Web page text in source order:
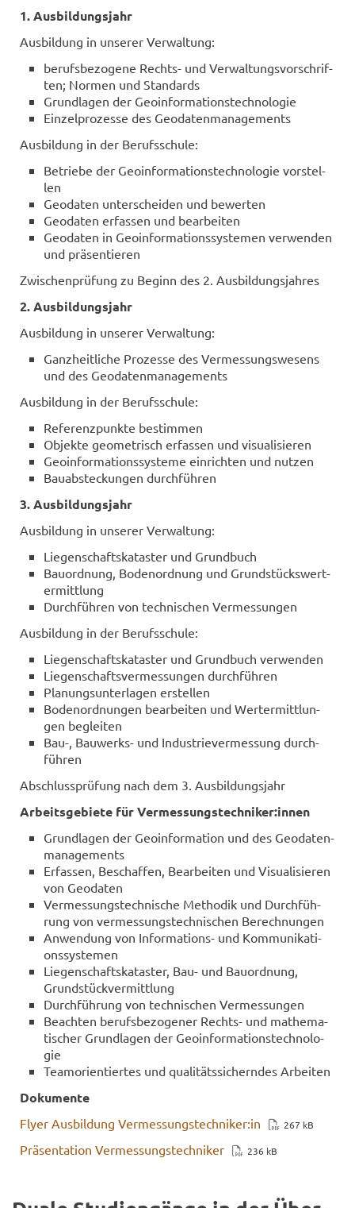
1. Aus­bil­dungs­jahr
Aus­bil­dung in un­se­rer Ver­wal­tung:
be­rufs­be­zo­ge­ne Rechts-​ und Ver­wal­tungs­vor­schrif­
ten; Nor­men und Stan­dards
Grund­la­gen der Geo­in­for­ma­ti­ons­tech­no­lo­gie
Ein­zel­pro­zes­se des Geo­da­ten­ma­nage­ments
Aus­bil­dung in der Be­rufs­schu­le:
Be­trie­be der Geo­in­for­ma­ti­ons­tech­no­lo­gie vor­stel­
len
Geo­da­ten un­ter­schei­den und be­wer­ten
Geo­da­ten er­fas­sen und be­ar­bei­ten
Geo­da­ten in Geo­in­for­ma­ti­ons­sys­te­men ver­wen­den
und prä­sen­tie­ren
Zwi­schen­prü­fung zu Be­ginn des 2. Aus­bil­dungs­jah­res
2. Aus­bil­dungs­jahr
Aus­bil­dung in un­se­rer Ver­wal­tung:
Ganz­heit­li­che Pro­zes­se des Ver­mes­sungs­we­sens
und des Geo­da­ten­ma­nage­ments
Aus­bil­dung in der Be­rufs­schu­le:
Re­fe­renz­punk­te be­stim­men
Ob­jek­te geo­me­trisch er­fas­sen und vi­sua­li­sie­ren
Geo­in­for­ma­ti­ons­sys­te­me ein­rich­ten und nut­zen
Bau­ab­ste­ckun­gen durch­füh­ren
3. Aus­bil­dungs­jahr
Aus­bil­dung in un­se­rer Ver­wal­tung:
Lie­gen­schafts­ka­tas­ter und Grund­buch
Bau­ord­nung, Bo­den­ord­nung und Grund­stücks­wert­
ermitt­lung
Durch­füh­ren von tech­ni­schen Ver­mes­sun­gen
Aus­bil­dung in der Be­rufs­schu­le:
Lie­gen­schafts­ka­tas­ter und Grund­buch ver­wen­den
Lie­gen­schafts­ver­mes­sun­gen durch­füh­ren
Pla­nungs­un­ter­la­gen er­stel­len
Bo­den­ord­nun­gen be­ar­bei­ten und Wert­ermitt­lun­
gen be­glei­ten
Bau-, Bauwerks-​ und In­dus­trie­ver­mes­sung durch­
füh­ren
Ab­schluss­prü­fung nach dem 3. Aus­bil­dungs­jahr
Ar­beits­ge­bie­te für Ver­mes­sungs­tech­ni­ker:innen
Grund­la­gen der Geo­in­for­ma­ti­on und des Geo­da­ten­
ma­nage­ments
Er­fas­sen, Be­schaf­fen, Be­ar­bei­ten und Vi­sua­li­sie­ren
von Geo­da­ten
Ver­mes­sungs­tech­ni­sche Me­tho­dik und Durch­füh­
rung von ver­mes­sungs­tech­ni­schen Be­rech­nun­gen
An­wen­dung von Informations-​ und Kom­mu­ni­ka­ti­
ons­sys­te­men
Lie­gen­schafts­ka­tas­ter, Bau- und Bau­ord­nung,
Grund­stück­ver­mitt­lung
Durch­füh­rung von tech­ni­schen Ver­mes­sun­gen
Be­ach­ten be­rufs­be­zo­ge­ner Rechts-​ und ma­the­ma­
ti­scher Grund­la­gen der Geo­in­for­ma­ti­ons­tech­no­lo­
gie
Team­ori­en­tier­tes und qua­li­täts­si­chern­des Ar­bei­ten
Do­ku­men­te
Flyer Aus­bil­dung Ver­mes­sungs­tech­ni­ker:in 267 kB
Prä­sen­ta­ti­on Ver­mes­sungs­tech­ni­ker 236 kB